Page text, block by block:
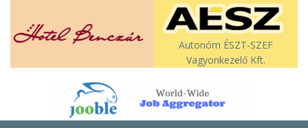
Autonóm ÉSZT-SZEF
Vagyonkezelő Kft.